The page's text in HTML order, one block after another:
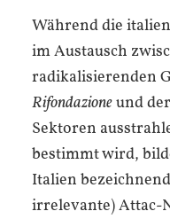
Während die
im Austausch
radikalisierenden
Rifondazioneund
Sektoren
bestimmt wird,
Italien
irrelevante) Attac-